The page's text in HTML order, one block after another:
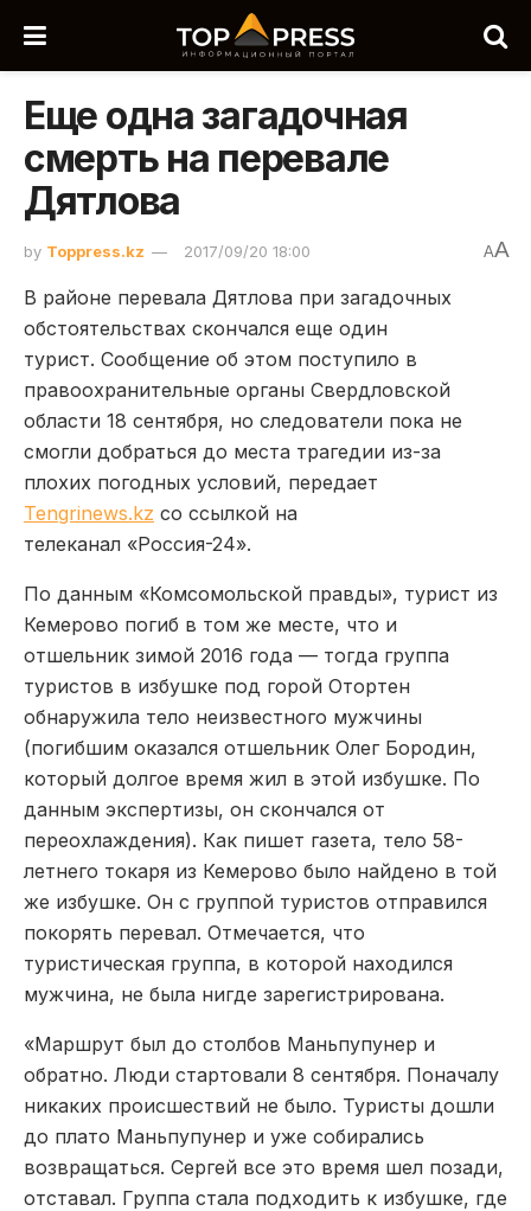
Еще одна загадочная
смерть на перевале
Дятлова
by Toppress.kz 2017/09/20 18:00 AA
В районе перевала Дятлова при загадочных
обстоятельствах скончался еще один
турист. Сообщение об этом поступило в
правоохранительные органы Свердловской
области 18 сентября, но следователи пока не
смогли добраться до места трагедии из-за
плохих погодных условий, передает
Tengrinews.kz со ссылкой на
телеканал «Россия-24».
По данным «Комсомольской правды», турист из
Кемерово погиб в том же месте, что и
отшельник зимой 2016 года — тогда группа
туристов в избушке под горой Отортен
обнаружила тело неизвестного мужчины
(погибшим оказался отшельник Олег Бородин,
который долгое время жил в этой избушке. По
данным экспертизы, он скончался от
переохлаждения). Как пишет газета, тело 58-
летнего токаря из Кемерово было найдено в той
же избушке. Он с группой туристов отправился
покорять перевал. Отмечается, что
туристическая группа, в которой находился
мужчина, не была нигде зарегистрирована.
«Маршрут был до столбов Маньпупунер и
обратно. Люди стартовали 8 сентября. Поначалу
никаких происшествий не было. Туристы дошли
до плато Маньпупунер и уже собирались
возвращаться. Сергей все это время шел позади,
отставал. Группа стала подходить к избушке, где